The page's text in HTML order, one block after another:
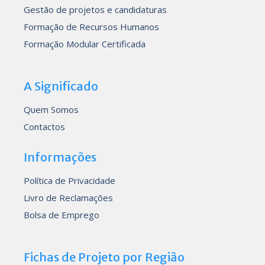
Gestão de projetos e candidaturas
Formação de Recursos Humanos
Formação Modular Certificada
A Significado
Quem Somos
Contactos
Informações
Política de Privacidade
Livro de Reclamações
Bolsa de Emprego
Fichas de Projeto por Região